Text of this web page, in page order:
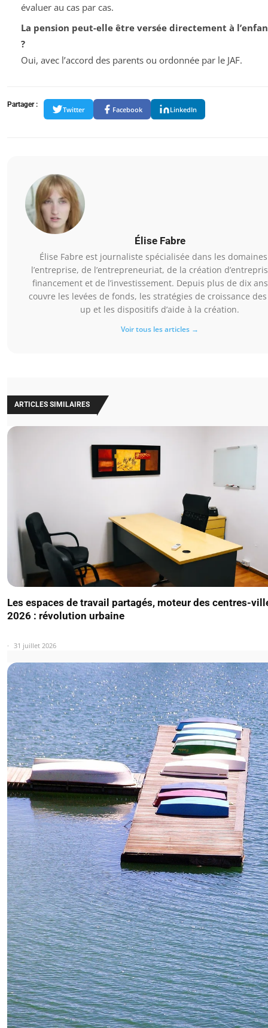
évaluer au cas par cas.
La pension peut-elle être versée directement à
?
Oui, avec l’accord des parents ou ordonnée par le JAF.
Partager :
Twitter Facebook LinkedIn
Élise Fabre
Élise Fabre est journaliste spécialisée dans les
l’entreprise, de l’entrepreneuriat, de la création
financement et de l’investissement. Depuis plus de dix
couvre les levées de fonds, les stratégies de croissance
up et les dispositifs d’aide à la création.
Voir tous les articles →
ARTICLES SIMILAIRES
Les espaces de travail partagés, moteur des centres-
2026 : révolution urbaine
31 juillet 2026